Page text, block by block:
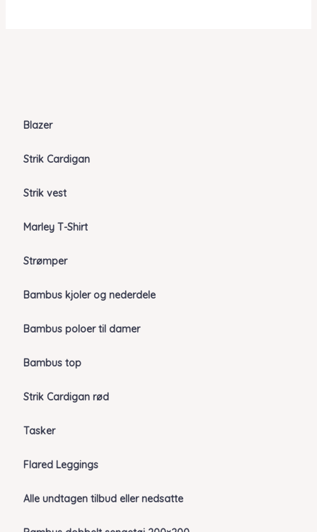
Blazer
Strik Cardigan
Strik vest
Marley T-Shirt
Strømper
Bambus kjoler og nederdele
Bambus poloer til damer
Bambus top
Strik Cardigan rød
Tasker
Flared Leggings
Alle undtagen tilbud eller nedsatte